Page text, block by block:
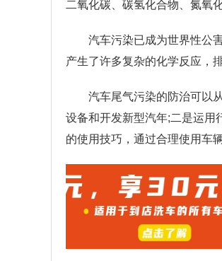
二氧化碳、碳氢化合物、氮氧
汽车污染已成为世界性公
产生了许多复杂的化学反应，
汽车尾气污染的防治可以
设备和开发新型汽年;二是运用
的使用技巧，通过合理使用车